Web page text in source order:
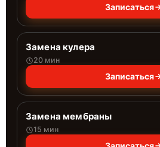
Записаться
Замена кулера
20 мин
Записаться
Замена мембраны
15 мин